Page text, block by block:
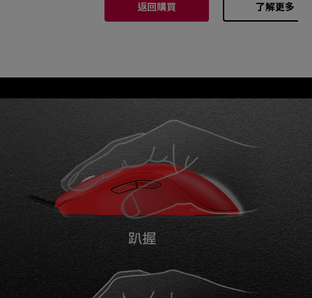
返回購買 了解更多